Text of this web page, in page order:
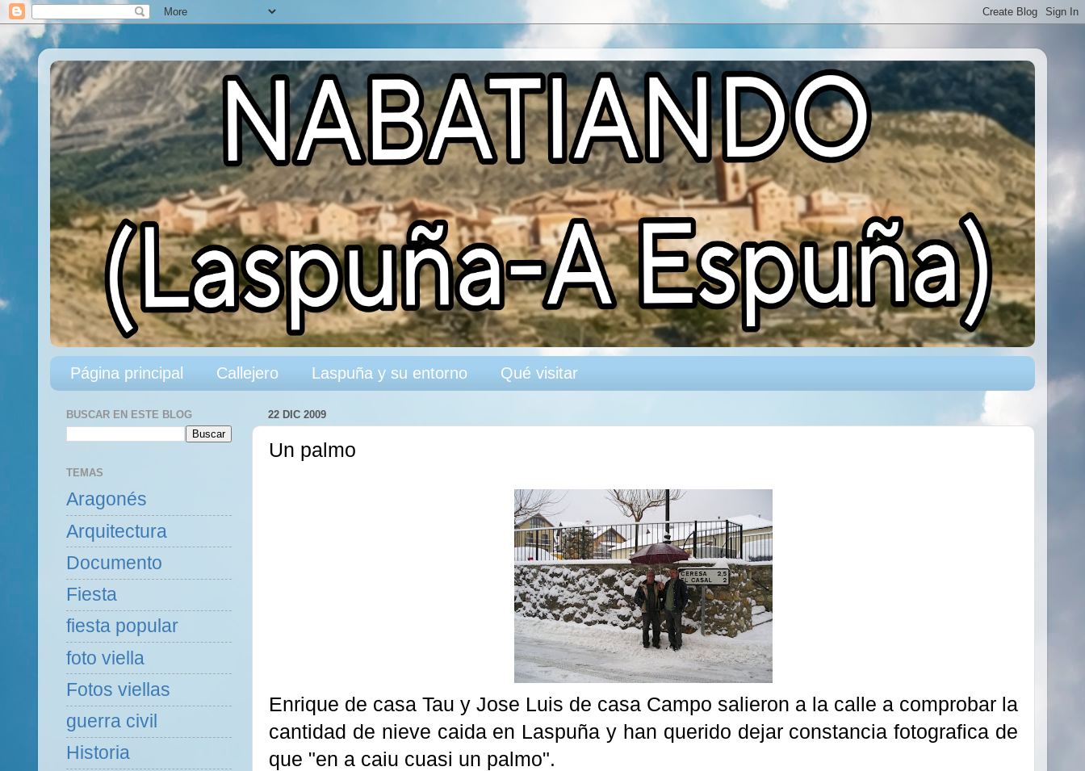
Página principal Callejero Laspuña y su entorno Qué visitar
22 DIC 2009
Un palmo
Enrique de casa Tau y Jose Luis de casa Campo salieron a la calle a comprobar la
cantidad de nieve caida en Laspuña y han querido dejar constancia fotografica de
que "en a caiu cuasi un palmo".
BUSCAR EN ESTE BLOG
TEMAS
Aragonés
Arquitectura
Documento
Fiesta
fiesta popular
foto viella
Fotos viellas
guerra civil
Historia